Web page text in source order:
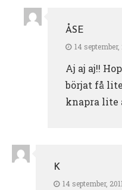
ÅSE
14 september,
Aj aj aj!!
börjat få
knapra lite
K
14 september,